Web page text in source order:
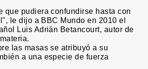
que pudiera confundirse hasta con
le dijo a BBC Mundo en 2010 el
Luis Adrián Betancourt, autor de
las masas se atribuyó a su
a una especie de fuerza